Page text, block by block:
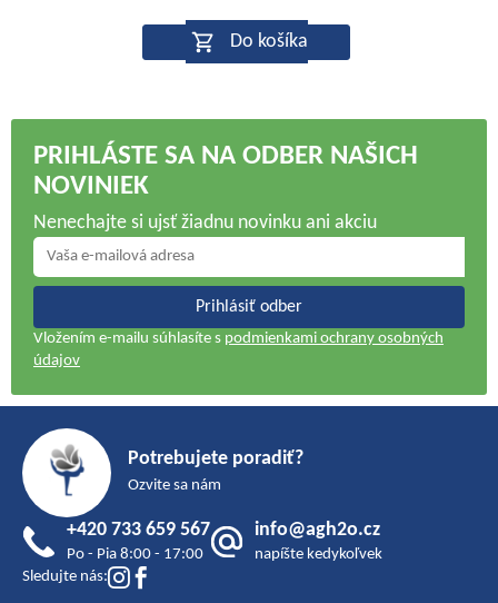
5,0
z
hviezdičiek.
Do košíka
PRIHLÁSTE SA NA ODBER NAŠICH
NOVINIEK
Nenechajte si ujsť žiadnu novinku ani akciu
Prihlásiť odber
Vložením e-mailu súhlasíte s podmienkami ochrany osobných
údajov
Potrebujete poradiť?
Ozvite sa nám
+420 733 659 567
Po - Pia 8:00 - 17:00
info@agh2o.cz
napíšte kedykoľvek
Sledujte nás: